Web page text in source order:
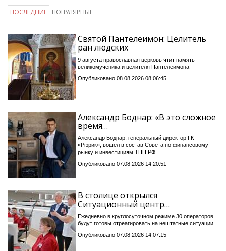
ПОСЛЕДНИЕ ПОПУЛЯРНЫЕ
Святой Пантелеимон: Целитель
ран людских
9 августа православная церковь чтит память
великомученика и целителя Пантелеимона
Опубликовано 08.08.2026 08:06:45
Александр Боднар: «В это сложное
время…
Александр Боднар, генеральный директор ГК
«Рюрик», вошёл в состав Совета по финансовому
рынку и инвестициям ТПП РФ
Опубликовано 07.08.2026 14:20:51
В столице открылся
Ситуационный центр…
Ежедневно в круглосуточном режиме 30 операторов
будут готовы отреагировать на нештатные ситуации
Опубликовано 07.08.2026 14:07:15